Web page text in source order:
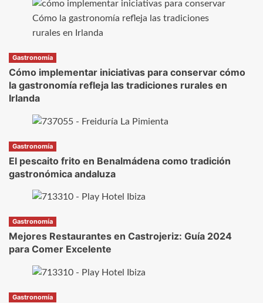
Gastronomía
Cómo implementar iniciativas para conservar cómo
la gastronomía refleja las tradiciones rurales en
Irlanda
Gastronomía
El pescaito frito en Benalmádena como tradición
gastronómica andaluza
Gastronomía
Mejores Restaurantes en Castrojeriz: Guía 2024
para Comer Excelente
Gastronomía